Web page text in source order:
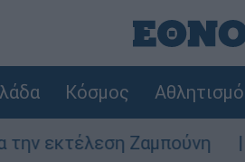
Κόσμος
Ζάκυνθος: